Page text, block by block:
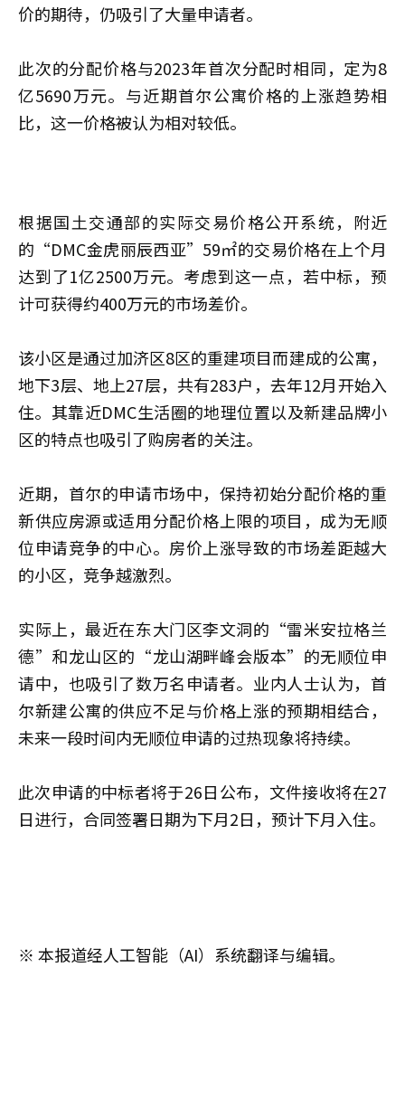
价的期待，仍吸引了大量申请者。
此次的分配价格与2023年首次分配时相同，定为8
亿5690万元。与近期首尔公寓价格的上涨趋势相
比，这一价格被认为相对较低。
根据国土交通部的实际交易价格公开系统，附近
的“DMC金虎丽辰西亚”59㎡的交易价格在上个月
达到了1亿2500万元。考虑到这一点，若中标，预
计可获得约400万元的市场差价。
该小区是通过加济区8区的重建项目而建成的公寓，
地下3层、地上27层，共有283户，去年12月开始入
住。其靠近DMC生活圈的地理位置以及新建品牌小
区的特点也吸引了购房者的关注。
近期，首尔的申请市场中，保持初始分配价格的重
新供应房源或适用分配价格上限的项目，成为无顺
位申请竞争的中心。房价上涨导致的市场差距越大
的小区，竞争越激烈。
实际上，最近在东大门区李文洞的“雷米安拉格兰
德”和龙山区的“龙山湖畔峰会版本”的无顺位申
请中，也吸引了数万名申请者。业内人士认为，首
尔新建公寓的供应不足与价格上涨的预期相结合，
未来一段时间内无顺位申请的过热现象将持续。
此次申请的中标者将于26日公布，文件接收将在27
日进行，合同签署日期为下月2日，预计下月入住。
※ 本报道经人工智能（AI）系统翻译与编辑。